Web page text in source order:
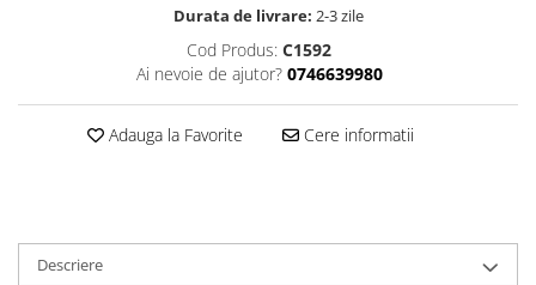
Durata de livrare: 2-3 zile
Cod Produs: C1592
Ai nevoie de ajutor? 0746639980
Adauga la Favorite Cere informatii
Descriere